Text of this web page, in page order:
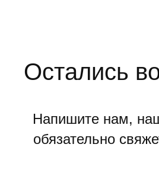
Остались
Напишите нам,
обязательно